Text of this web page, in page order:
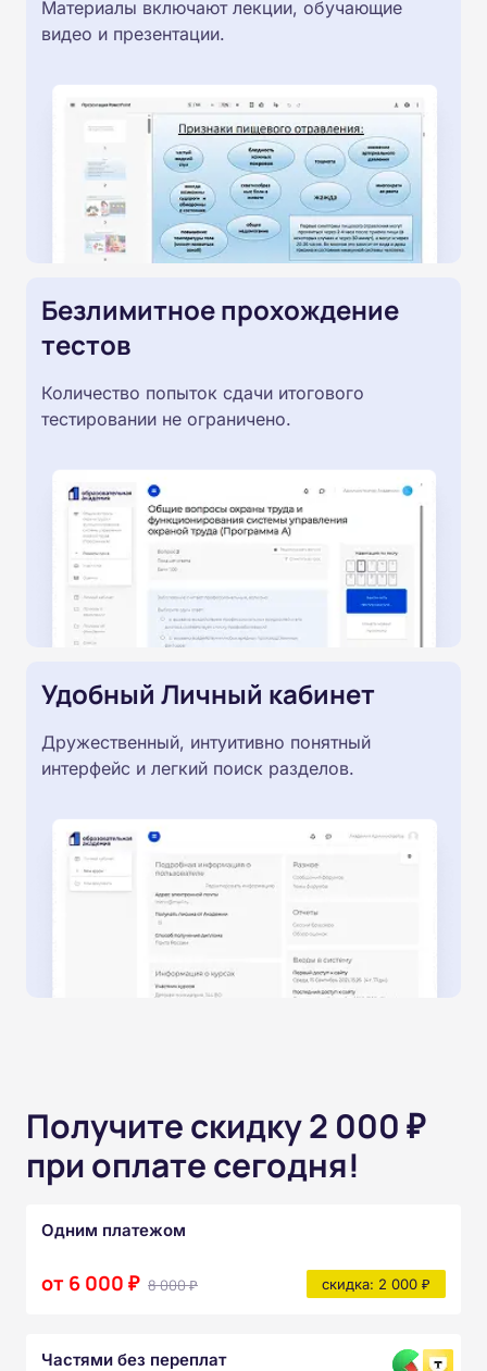
Материалы включают лекции, обучающие
видео и презентации.
Безлимитное прохождение
тестов
Количество попыток сдачи итогового
тестировании не ограничено.
Удобный Личный кабинет
Дружественный, интуитивно понятный
интерфейс и легкий поиск разделов.
Получите скидку 2 000 ₽
при оплате сегодня!
Одним платежом
от 6 000 ₽ 8 000 ₽ скидка: 2 000 ₽
Частями без переплат